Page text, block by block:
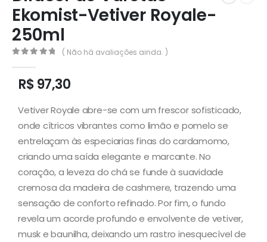
Ekomist-Vetiver Royale-
250ml
( Não há avaliações ainda. )
R$97,30
Vetiver Royale abre-se com um frescor sofisticado,
onde cítricos vibrantes como limão e pomelo se
entrelaçam às especiarias finas do cardamomo,
criando uma saída elegante e marcante. No
coração, a leveza do chá se funde à suavidade
cremosa da madeira de cashmere, trazendo uma
sensação de conforto refinado. Por fim, o fundo
revela um acorde profundo e envolvente de vetiver,
musk e baunilha, deixando um rastro inesquecível de